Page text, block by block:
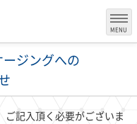
MENU
ジングへの
ご記入頂く必要がございま